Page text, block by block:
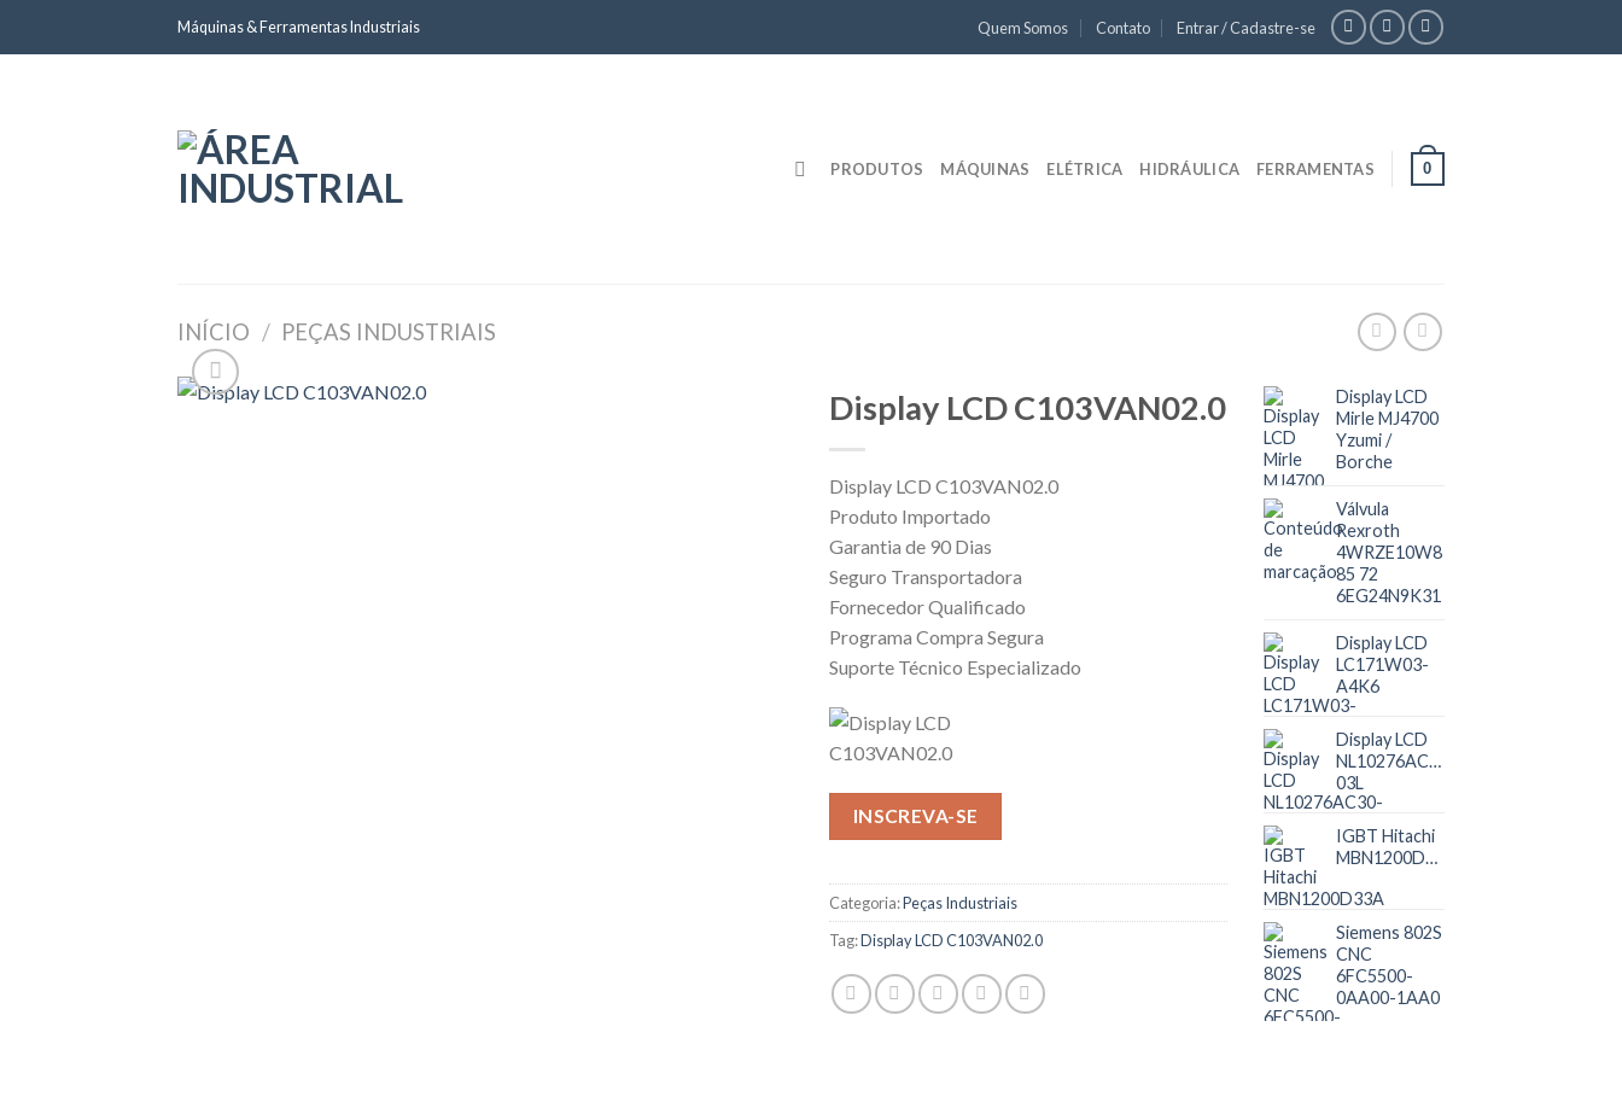
Máquinas & Ferramentas Industriais Quem Somos Contato Entrar / Cadastre-se
PRODUTOS MÁQUINAS ELÉTRICA HIDRÁULICA FERRAMENTAS 0
INÍCIO / PEÇAS INDUSTRIAIS
Display LCD C103VAN02.0
Display LCD C103VAN02.0
Produto Importado
Garantia de 90 Dias
Seguro Transportadora
Fornecedor Qualificado
Programa Compra Segura
Suporte Técnico Especializado
INSCREVA-SE
Categoria:Peças Industriais
Tag:Display LCD C103VAN02.0
Display LCD
Mirle MJ4700
Yzumi /
Borche
Válvula
Rexroth
4WRZE10W8
85 72
6EG24N9K31
Display LCD
LC171W03-
A4K6
Display LCD
NL10276AC30-
03L
IGBT Hitachi
MBN1200D33A
Siemens 802S
CNC
6FC5500-
0AA00-1AA0